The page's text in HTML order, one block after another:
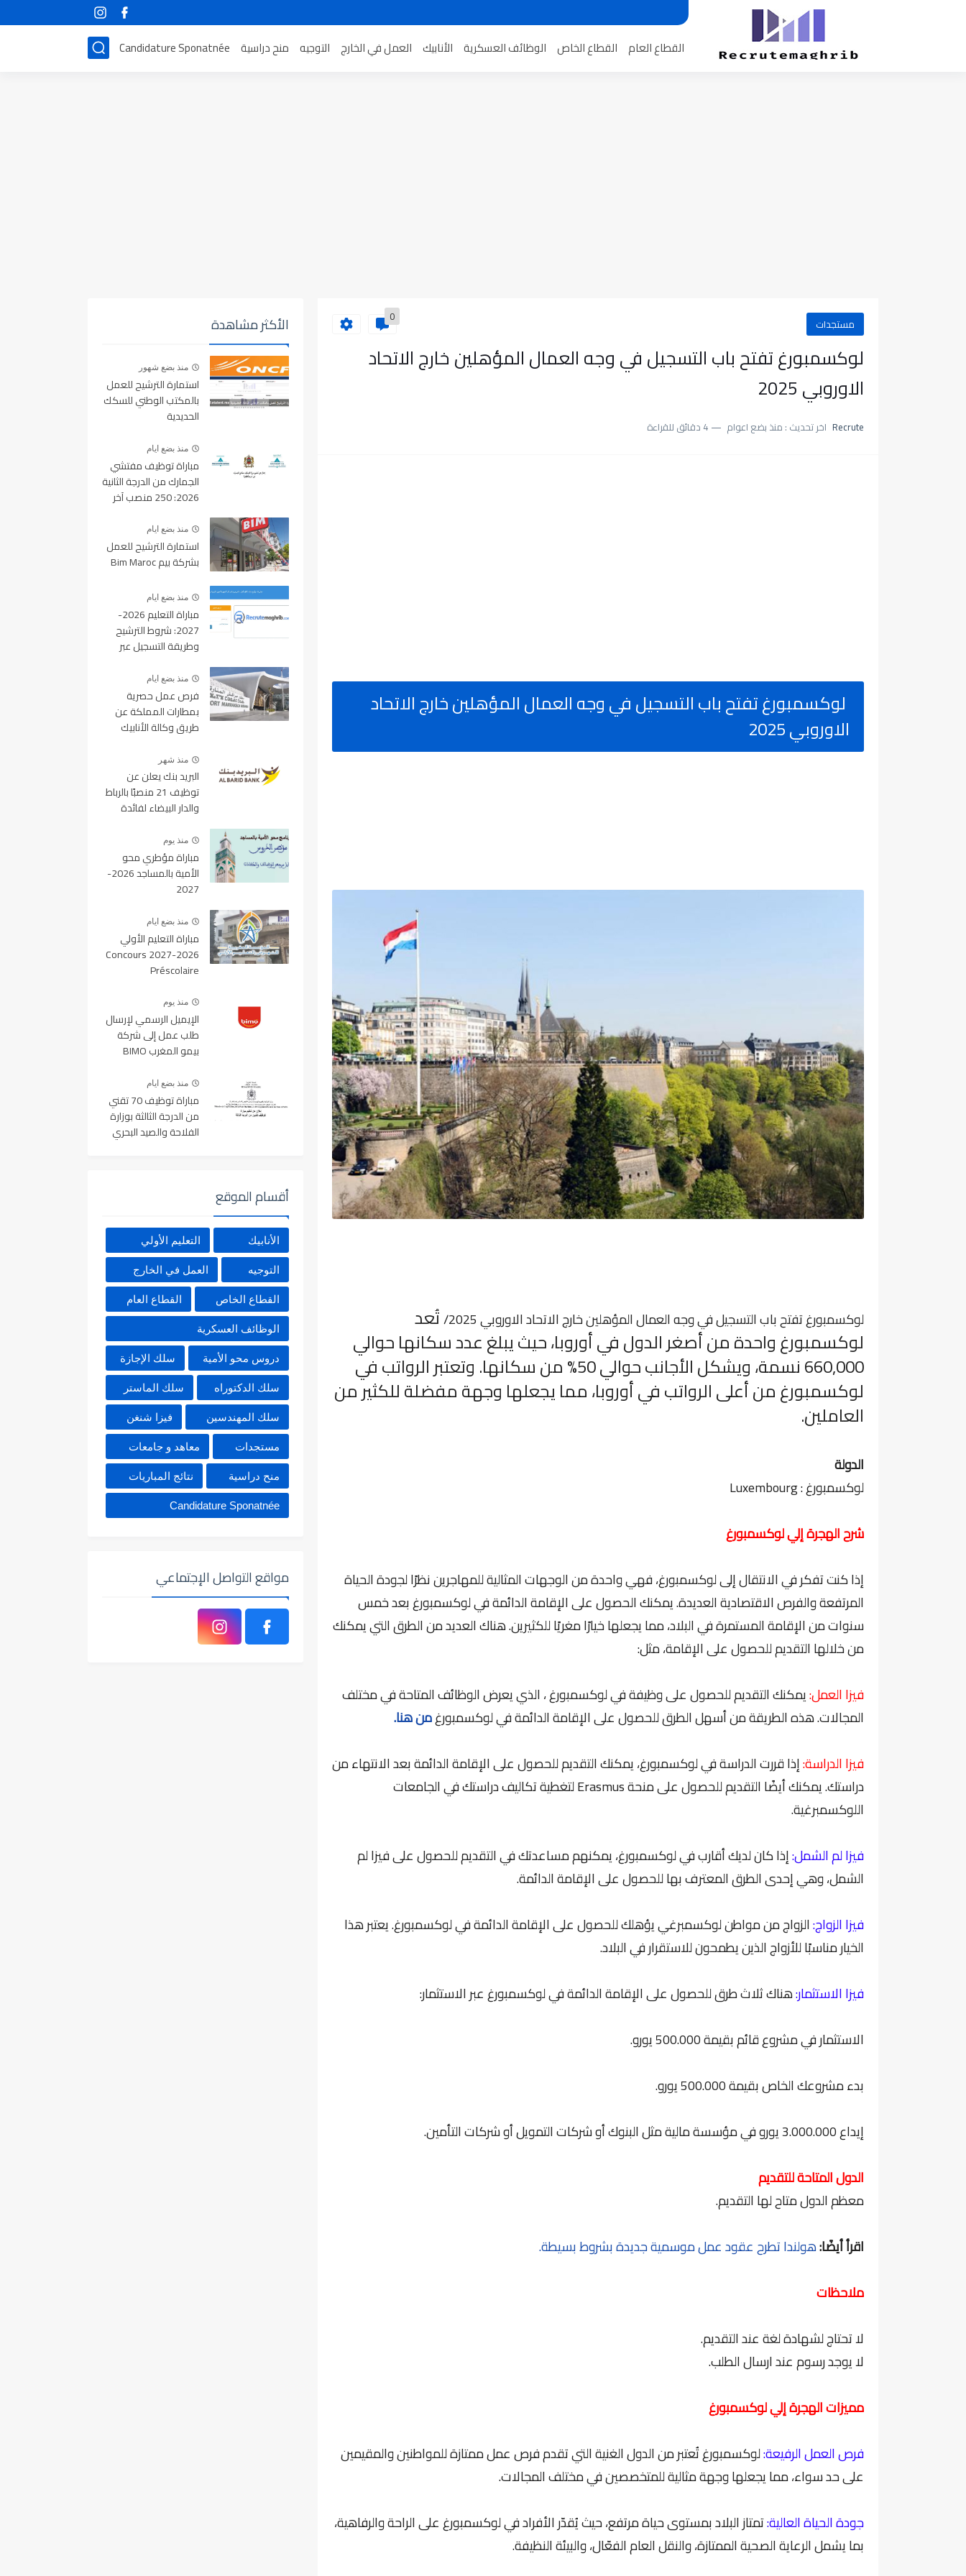
القطاع العام القطاع الخاص الوظائف العسكرية الأنابيك العمل في الخارج التوجيه منح دراسية Candidature Sponatnée
مستجدات 0
لوكسمبورغ تفتح باب التسجيل في وجه العمال المؤهلين خارج الاتحاد
الاوروبي 2025
Recrute اخر تحديث : منذ بضع اعوام 4 دقائق للقراءة
لوكسمبورغ تفتح باب التسجيل في وجه العمال المؤهلين خارج الاتحاد
الاوروبي 2025
لوكسمبورغ تفتح باب التسجيل في وجه العمال المؤهلين خارج الاتحاد الاوروبي 2025/ تُعد
لوكسمبورغ واحدة من أصغر الدول في أوروبا، حيث يبلغ عدد سكانها حوالي
660,000 نسمة، ويشكل الأجانب حوالي 50% من سكانها. وتعتبر الرواتب في
لوكسمبورغ من أعلى الرواتب في أوروبا، مما يجعلها وجهة مفضلة للكثير من
العاملين.
الدولة
لوكسمبورغ : Luxembourg
شرح الهجرة إلي لوكسمبورغ
إذا كنت تفكر في الانتقال إلى لوكسمبورغ، فهي واحدة من الوجهات المثالية للمهاجرين نظرًا لجودة الحياة
المرتفعة والفرص الاقتصادية العديدة. يمكنك الحصول على الإقامة الدائمة في لوكسمبورغ بعد خمس
سنوات من الإقامة المستمرة في البلاد، مما يجعلها خيارًا مغريًا للكثيرين. هناك العديد من الطرق التي يمكنك
من خلالها التقديم للحصول على الإقامة، مثل:
فيزا العمل:يمكنك التقديم للحصول على وظيفة في لوكسمبورغ ، الذي يعرض الوظائف المتاحة في مختلف
المجالات. هذه الطريقة من أسهل الطرق للحصول على الإقامة الدائمة في لوكسمبورغمن هنا.
فيزا الدراسة:إذا قررت الدراسة في لوكسمبورغ، يمكنك التقديم للحصول على الإقامة الدائمة بعد الانتهاء من
دراستك. يمكنك أيضًا التقديم للحصول على منحة Erasmus لتغطية تكاليف دراستك في الجامعات
اللوكسمبرغية.
فيزا لم الشمل:إذا كان لديك أقارب في لوكسمبورغ، يمكنهم مساعدتك في التقديم للحصول على فيزا لم
الشمل، وهي إحدى الطرق المعترف بها للحصول على الإقامة الدائمة.
فيزا الزواج:الزواج من مواطن لوكسمبرغي يؤهلك للحصول على الإقامة الدائمة في لوكسمبورغ. يعتبر هذا
الخيار مناسبًا للأزواج الذين يطمحون للاستقرار في البلاد.
فيزا الاستثمار:هناك ثلاث طرق للحصول على الإقامة الدائمة في لوكسمبورغ عبر الاستثمار:
الاستثمار في مشروع قائم بقيمة 500.000 يورو.
بدء مشروعك الخاص بقيمة 500.000 يورو.
إيداع 3.000.000 يورو في مؤسسة مالية مثل البنوك أو شركات التمويل أو شركات التأمين.
الدول المتاحة للتقديم
معظم الدول متاح لها التقديم.
اقرأ أيضًا:هولندا تطرح عقود عمل موسمية جديدة بشروط بسيطة.
ملاحظات
لا تحتاج لشهادة لغة عند التقديم.
لا يوجد رسوم عند ارسال الطلب.
مميزات الهجرة إلي لوكسمبورغ
فرص العمل الرفيعة:لوكسمبورغ تُعتبر من الدول الغنية التي تقدم فرص عمل ممتازة للمواطنين والمقيمين
على حد سواء، مما يجعلها وجهة مثالية للمتخصصين في مختلف المجالات.
جودة الحياة العالية:تمتاز البلاد بمستوى حياة مرتفع، حيث يُقدّر الأفراد في لوكسمبورغ على الراحة والرفاهية،
بما يشمل الرعاية الصحية الممتازة، والنقل العام الفعّال، والبيئة النظيفة.
الأكثر مشاهدة
منذ بضع شهور
استمارة الترشيح للعمل
بالمكتب الوطني للسكك
الحديدية
منذ بضع ايام
مباراة توظيف مفتشي
الجمارك من الدرجة الثانية
2026: 250 منصب آخر
2026منذ بضع ايام
استمارة الترشيح للعمل
بشركة بيم Bim Maroc
منذ بضع ايام
مباراة التعليم 2026-
2027: شروط الترشيح
وطريقة التسجيل عبر
منذ بضع ايام
فرص عمل حصرية
بمطارات المملكة عن
طريق وكالة الأنابيك
منذ شهر
البريد بنك يعلن عن
توظيف 21 منصبًا بالرباط
والدار البيضاء لفائدة
والتقنيين
منذ يوم
مباراة مؤطري محو
الأمية بالمساجد 2026-
2027
منذ بضع ايام
مباراة التعليم الأولي
2026-2027 Concours
Préscolaire
منذ يوم
الإيميل الرسمي لإرسال
طلب عمل إلى شركة
بيمو المغرب BIMO
منذ بضع ايام
مباراة توظيف 70 تقني
من الدرجة الثالثة بوزارة
الفلاحة والصيد البحري
أقسام الموقع
الأنابيك التعليم الأولي
التوجيه العمل في الخارج
القطاع الخاص القطاع العام
الوظائف العسكرية
دروس محو الأمية سلك الإجازة
سلك الدكتوراه سلك الماستر
سلك المهندسين فيزا شنغن
مستجدات معاهد و جامعات
منح دراسية نتائج المباريات
Candidature Sponatnée
مواقع التواصل الإجتماعي